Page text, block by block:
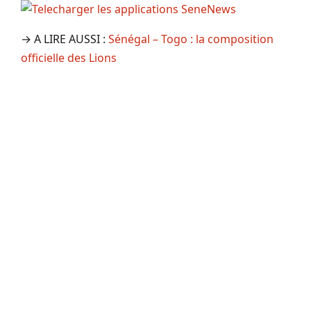
→ A LIRE AUSSI : Sénégal – Togo : la composition
officielle des Lions